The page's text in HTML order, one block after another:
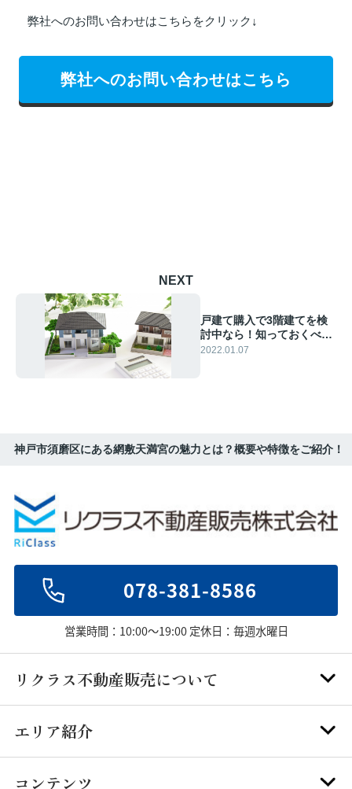
弊社へのお問い合わせはこちらをクリック↓
弊社へのお問い合わせはこちら
NEXT
戸建て購入で3階建てを検
討中なら！知っておくべき
メリットとデメリット
2022.01.07
神戸市須磨区にある網敷天満宮の魅力とは？概要や特徴をご紹介！
078-381-8586
営業時間：10:00～19:00 定休日：毎週水曜日
リクラス不動産販売について
エリア紹介
コンテンツ